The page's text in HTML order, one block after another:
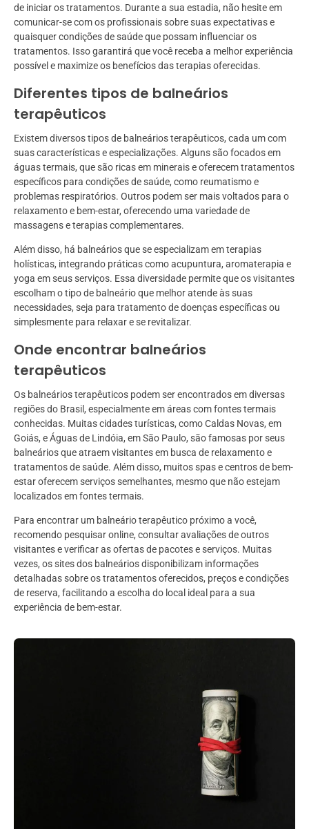
de iniciar os tratamentos. Durante a sua estadia, não hesite em
comunicar-se com os profissionais sobre suas expectativas e
quaisquer condições de saúde que possam influenciar os
tratamentos. Isso garantirá que você receba a melhor experiência
possível e maximize os benefícios das terapias oferecidas.
Diferentes tipos de balneários
terapêuticos
Existem diversos tipos de balneários terapêuticos, cada um com
suas características e especializações. Alguns são focados em
águas termais, que são ricas em minerais e oferecem tratamentos
específicos para condições de saúde, como reumatismo e
problemas respiratórios. Outros podem ser mais voltados para o
relaxamento e bem-estar, oferecendo uma variedade de
massagens e terapias complementares.
Além disso, há balneários que se especializam em terapias
holísticas, integrando práticas como acupuntura, aromaterapia e
yoga em seus serviços. Essa diversidade permite que os visitantes
escolham o tipo de balneário que melhor atende às suas
necessidades, seja para tratamento de doenças específicas ou
simplesmente para relaxar e se revitalizar.
Onde encontrar balneários
terapêuticos
Os balneários terapêuticos podem ser encontrados em diversas
regiões do Brasil, especialmente em áreas com fontes termais
conhecidas. Muitas cidades turísticas, como Caldas Novas, em
Goiás, e Águas de Lindóia, em São Paulo, são famosas por seus
balneários que atraem visitantes em busca de relaxamento e
tratamentos de saúde. Além disso, muitos spas e centros de bem-
estar oferecem serviços semelhantes, mesmo que não estejam
localizados em fontes termais.
Para encontrar um balneário terapêutico próximo a você,
recomendo pesquisar online, consultar avaliações de outros
visitantes e verificar as ofertas de pacotes e serviços. Muitas
vezes, os sites dos balneários disponibilizam informações
detalhadas sobre os tratamentos oferecidos, preços e condições
de reserva, facilitando a escolha do local ideal para a sua
experiência de bem-estar.